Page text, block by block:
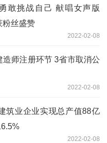
敢挑战自己 献唱女声版
粉丝盛赞
2022-02-08
造师注册环节 3省市取消公
2022-02-08
筑业企业实现总产值88亿
2022-02-08